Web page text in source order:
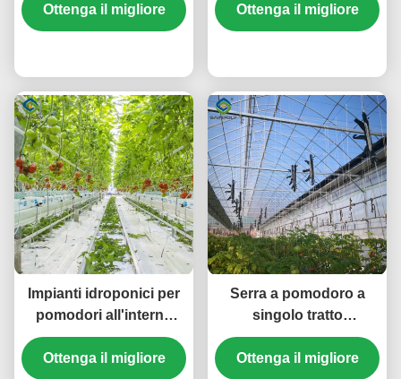
Serre per pomodori
Ottenga il migliore
Dimensioni
personalizzabili
Ottenga il migliore
Impianti idroponici per
pomodori all'interno
Impresa in vendita con
sistema idroponico
Ottenga il migliore
Serra a pomodoro a
singolo tratto
Idroponica coltivazione
di grandi serre in vetro
Ottenga il migliore